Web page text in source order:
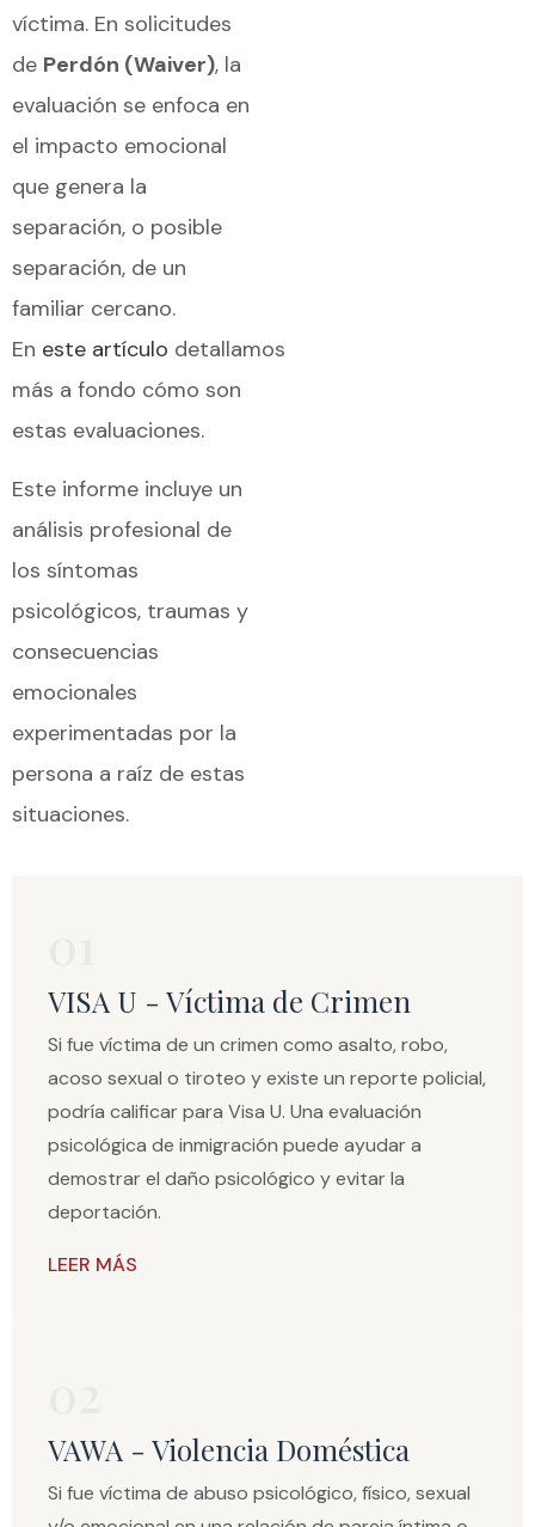
víctima. En solicitudes
de Perdón (Waiver), la
evaluación se enfoca en
el impacto emocional
que genera la
separación, o posible
separación, de un
familiar cercano.
En este artículo detallamos
más a fondo cómo son
estas evaluaciones.
Este informe incluye un
análisis profesional de
los síntomas
psicológicos, traumas y
consecuencias
emocionales
experimentadas por la
persona a raíz de estas
situaciones.
VISA U - Víctima de Crimen
Si fue víctima de un crimen como asalto, robo,
acoso sexual o tiroteo y existe un reporte policial,
podría calificar para Visa U. Una evaluación
psicológica de inmigración puede ayudar a
demostrar el daño psicológico y evitar la
deportación.
LEER MÁS
VAWA - Violencia Doméstica
Si fue víctima de abuso psicológico, físico, sexual